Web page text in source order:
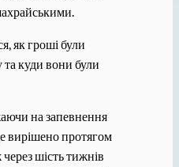
як гроші були
та куди вони були
на запевнення
вирішено протягом
шість тижнів